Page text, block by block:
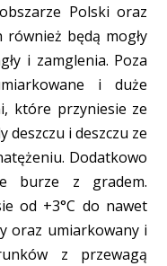
Polski oraz
będą mogły
i zamglenia. Poza
i duże
które przyniesie ze
deszczu i deszczu ze
Dodatkowo
burze z gradem.
od +3°C do nawet
oraz umiarkowany i
z przewagą